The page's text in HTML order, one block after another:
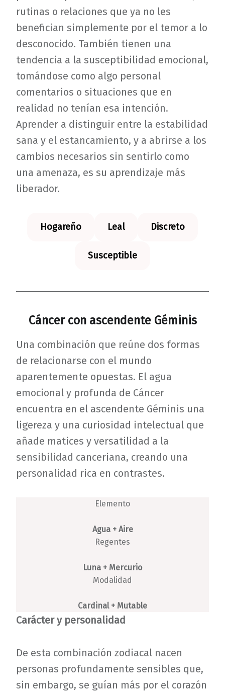
rutinas o relaciones que ya no les
benefician simplemente por el temor a lo
desconocido. También tienen una
tendencia a la susceptibilidad emocional,
tomándose como algo personal
comentarios o situaciones que en
realidad no tenían esa intención.
Aprender a distinguir entre la estabilidad
sana y el estancamiento, y a abrirse a los
cambios necesarios sin sentirlo como
una amenaza, es su aprendizaje más
liberador.
Hogareño Leal Discreto
Susceptible
Cáncer con ascendente Géminis
Una combinación que reúne dos formas
de relacionarse con el mundo
aparentemente opuestas. El agua
emocional y profunda de Cáncer
encuentra en el ascendente Géminis una
ligereza y una curiosidad intelectual que
añade matices y versatilidad a la
sensibilidad canceriana, creando una
personalidad rica en contrastes.
Elemento
Agua + Aire
Regentes
Luna + Mercurio
Modalidad
Cardinal + Mutable
Carácter y personalidad
De esta combinación zodiacal nacen
personas profundamente sensibles que,
sin embargo, se guían más por el corazón